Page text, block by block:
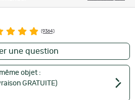
(9364)
une question
objet :
GRATUITE)